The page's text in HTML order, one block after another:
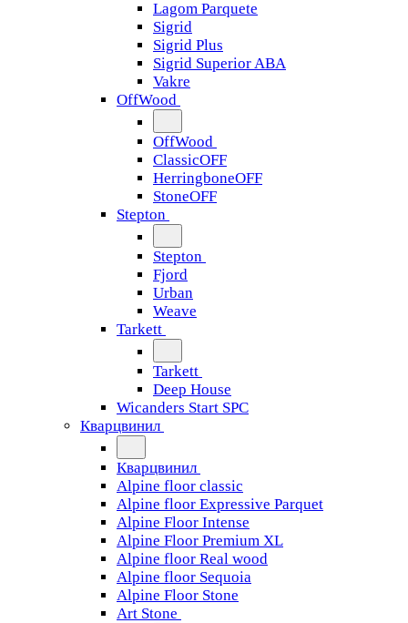
Lagom Parquete
Sigrid
Sigrid Plus
Sigrid Superior ABA
Vakre
OffWood
OffWood
ClassicOFF
HerringboneOFF
StoneOFF
Stepton
Stepton
Fjord
Urban
Weave
Tarkett
Tarkett
Deep House
Wicanders Start SPC
Кварцвинил
Кварцвинил
Alpine floor classic
Alpine floor Expressive Parquet
Alpine Floor Intense
Alpine Floor Premium XL
Alpine floor Real wood
Alpine floor Sequoia
Alpine Floor Stone
Art Stone